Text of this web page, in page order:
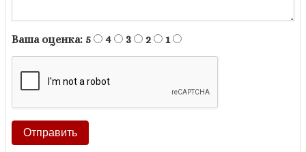
Ваша оценка: 5 4 3 2 1